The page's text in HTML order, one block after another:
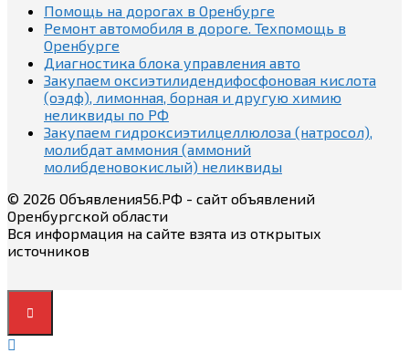
Помощь на дорогах в Оренбурге
Ремонт автомобиля в дороге. Техпомощь в
Оренбурге
Диагностика блока управления авто
Закупаем оксиэтилидендифосфоновая кислота
(оэдф), лимонная, борная и другую химию
неликвиды по РФ
Закупаем гидроксиэтилцеллюлоза (натросол),
молибдат аммония (аммоний
молибденовокислый) неликвиды
© 2026 Объявления56.РФ - сайт объявлений
Оренбургской области
Вся информация на сайте взята из открытых
источников